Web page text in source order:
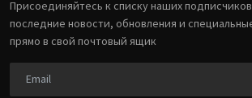
Присоединяйтесь к списку наших
последние новости, обновления и
прямо в свой почтовый ящик